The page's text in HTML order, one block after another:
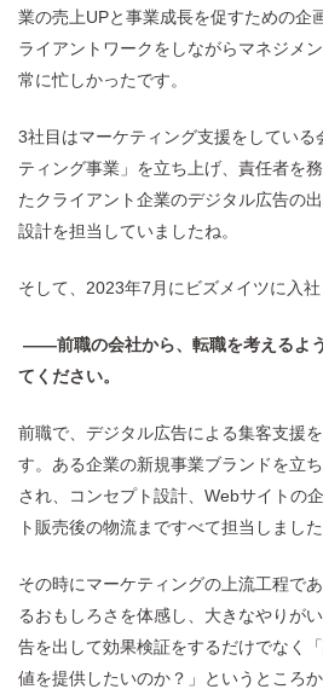
業の売上UPと事業成長を促すための企
ライアントワークをしながらマネジメ
常に忙しかったです。
3社目はマーケティング支援をしている
ティング事業」を立ち上げ、責任者を
たクライアント企業のデジタル広告の
設計を担当していましたね。
そして、2023年7月にビズメイツに入社
——前職の会社から、転職を考えるよ
てください。
前職で、デジタル広告による集客支援
す。ある企業の新規事業ブランドを立
され、コンセプト設計、Webサイトの
ト販売後の物流まですべて担当しました
その時にマーケティングの上流工程で
るおもしろさを体感し、大きなやりが
告を出して効果検証をするだけでなく
値を提供したいのか？」というところ